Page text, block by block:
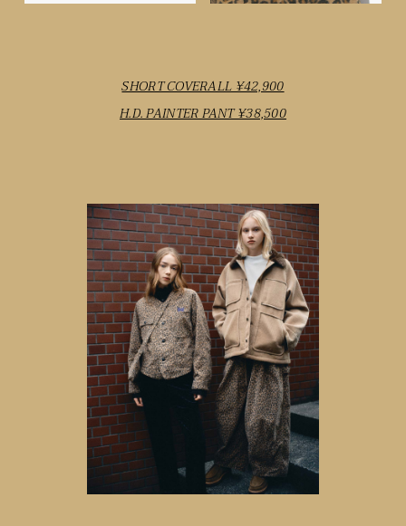
SHORT COVERALL ¥42,900
H.D. PAINTER PANT ¥38,500